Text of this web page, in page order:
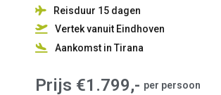
Reisduur 15 dagen
Vertek vanuit Eindhoven
Aankomst in Tirana
Prijs €1.799,- per persoon